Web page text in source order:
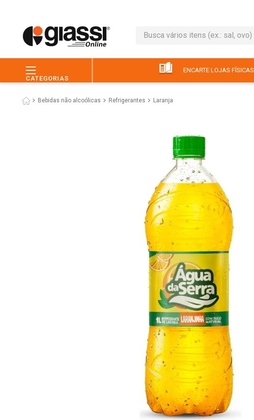
Busca vários itens (ex.: sal, ovo)
CATEGORIAS
ENCARTE LOJAS FÍSICAS
Bebidas não alcoólicas Refrigerantes Laranja
leite
3 queijo
chocolate
ovo
iogurte
9º macarrão
10º arroz